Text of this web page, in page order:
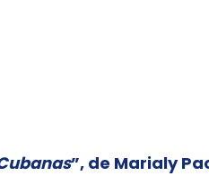
”, de Marialy